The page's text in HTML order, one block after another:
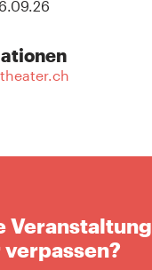
Veranstaltung
verpassen?